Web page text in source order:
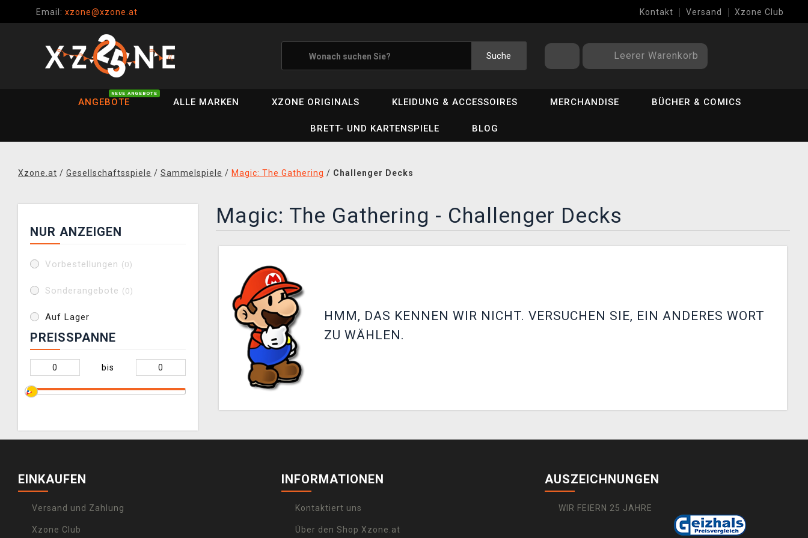
Email: xzone@xzone.at Kontakt Versand Xzone Club
Suche Leerer Warenkorb
ANGEBOTE
NEUE ANGEBOTE
ALLE MARKEN XZONE ORIGINALS KLEIDUNG & ACCESSOIRES MERCHANDISE BÜCHER & COMICS
BRETT- UND KARTENSPIELE BLOG
Xzone.at / Gesellschaftsspiele / Sammelspiele / Magic: The Gathering / Challenger Decks
NUR ANZEIGEN
Vorbestellungen (0)
Sonderangebote (0)
Auf Lager
PREISSPANNE
bis
Magic: The Gathering - Challenger Decks
HMM, DAS KENNEN WIR NICHT. VERSUCHEN SIE, EIN ANDERES WORT
ZU WÄHLEN.
EINKAUFEN
Versand und Zahlung
Xzone Club
INFORMATIONEN
Kontaktiert uns
Über den Shop Xzone.at
AUSZEICHNUNGEN
WIR FEIERN 25 JAHRE